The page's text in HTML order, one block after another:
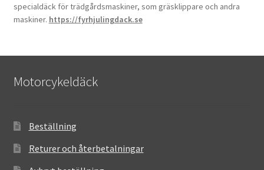
specialdäck för trädgårdsmaskiner, som gräsklippare och andra
maskiner. https://fyrhjulingdack.se
Motorcykeldäck
Beställning
Returer och återbetalningar